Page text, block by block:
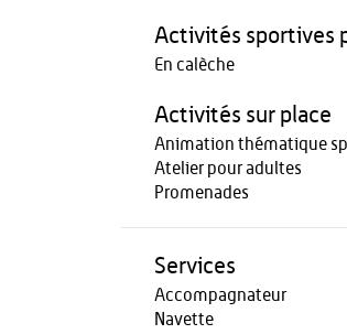
Activités sportives
En calèche
Activités sur place
Animation thématique
Atelier pour adultes
Promenades
Services
Accompagnateur
Navette